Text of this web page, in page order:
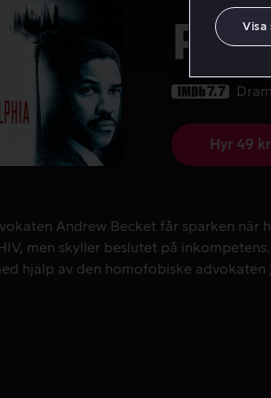
7.7
Hyr 49 kr
Andrew Becket får sparken när
Andrew Becket får sparken när
men skyller beslutet på
hjälp av den homofobiske advokaten
Visa